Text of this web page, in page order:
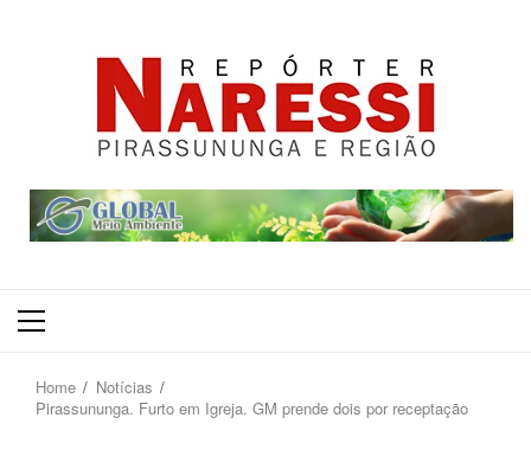
Primary
Home
Notícias
Pirassununga. Furto em Igreja. GM prende dois por receptação